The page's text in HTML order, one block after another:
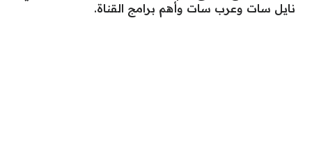
نايل سات وعرب سات وأهم برامج القناة.